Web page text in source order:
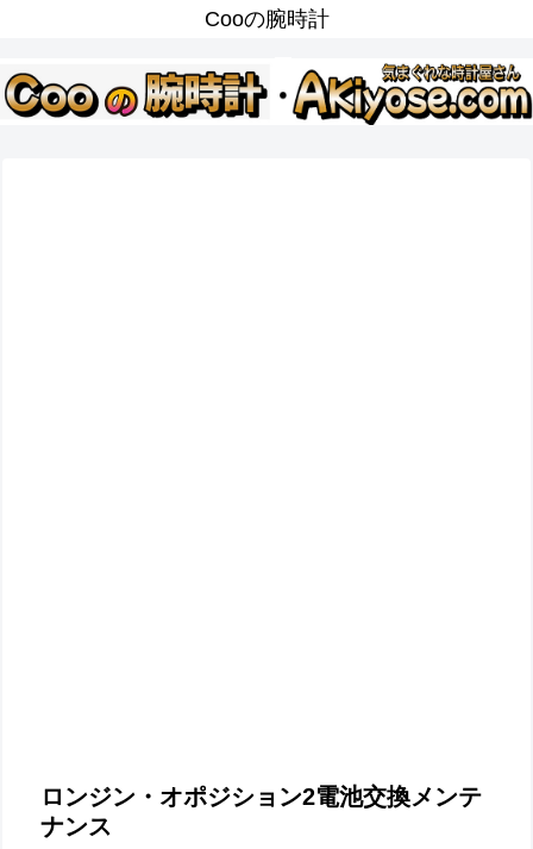
Cooの腕時計
ロンジン・オポジション2電池交換メンテ
ナンス